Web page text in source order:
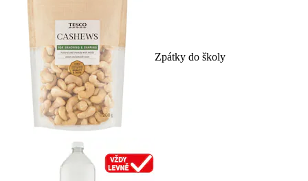
Zpátky do školy